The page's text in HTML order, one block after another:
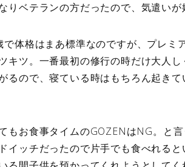
りベテランの方だったので、気遣いが
で体格はまあ標準なのですが、プレミ
キツ。一番最初の修行の時だけ大人
るので、寝ている時はもちろん起き
もお食事タイムのGOZENはNG。と
イッチだったので片手でも食べれる